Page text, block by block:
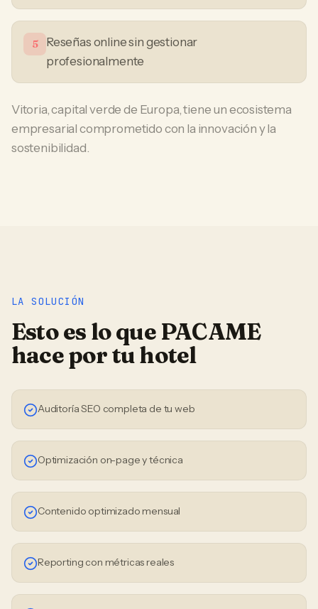
5
Reseñas online sin gestionar
profesionalmente
Vitoria, capital verde de Europa, tiene un ecosistema
empresarial comprometido con la innovación y la
sostenibilidad.
LA SOLUCIÓN
Esto es lo que PACAME
hace por tuhotel
Auditoría SEO completa de tu web
Optimización on-page y técnica
Contenido optimizado mensual
Reporting con métricas reales